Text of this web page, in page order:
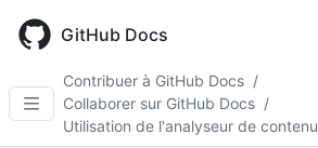
main
GitHub Docs
Contribuer à GitHub Docs /
Collaborer sur GitHub Docs /
Utilisation de l'analyseur de contenu